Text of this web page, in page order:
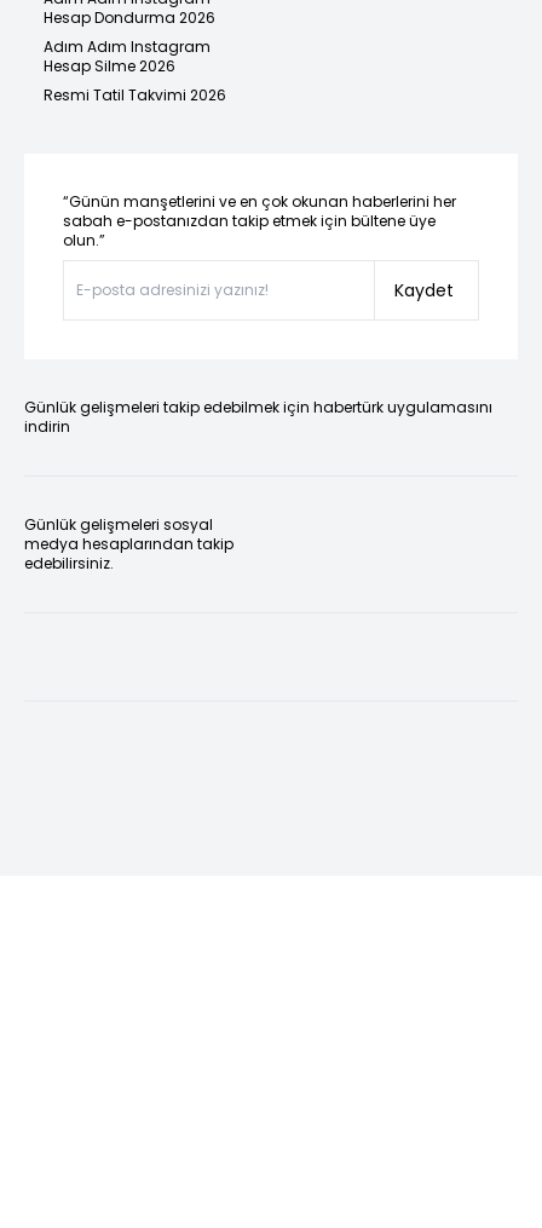
Hesap Dondurma 2026
Adım Adım Instagram
Hesap Silme 2026
Resmi Tatil Takvimi 2026
“Günün manşetlerini ve en çok okunan haberlerini her
sabah e-postanızdan takip etmek için bültene üye
olun.”
Kaydet
Günlük gelişmeleri takip edebilmek için habertürk uygulamasını
indirin
Günlük gelişmeleri sosyal
medya hesaplarından takip
edebilirsiniz.